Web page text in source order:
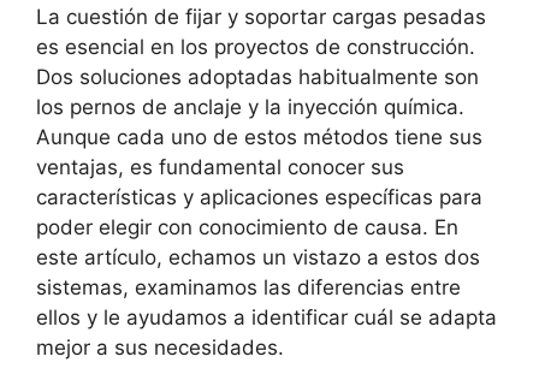
La cuestión de fijar y soportar cargas pesadas
es esencial en los proyectos de construcción.
Dos soluciones adoptadas habitualmente son
los pernos de anclaje y la inyección química.
Aunque cada uno de estos métodos tiene sus
ventajas, es fundamental conocer sus
características y aplicaciones específicas para
poder elegir con conocimiento de causa. En
este artículo, echamos un vistazo a estos dos
sistemas, examinamos las diferencias entre
ellos y le ayudamos a identificar cuál se adapta
mejor a sus necesidades.